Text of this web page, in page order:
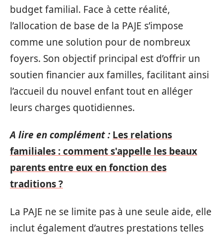
budget familial. Face à cette réalité,
l’allocation de base de la PAJE s’impose
comme une solution pour de nombreux
foyers. Son objectif principal est d’offrir un
soutien financier aux familles, facilitant ainsi
l’accueil du nouvel enfant tout en alléger
leurs charges quotidiennes.
A lire en complément : Les relations
familiales : comment s'appelle les beaux
parents entre eux en fonction des
traditions ?
La PAJE ne se limite pas à une seule aide, elle
inclut également d’autres prestations telles